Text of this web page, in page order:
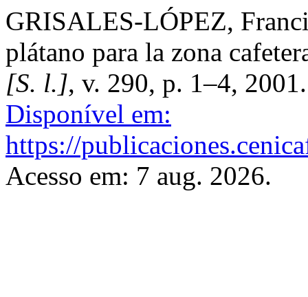
GRISALES-LÓPEZ,
plátano para la zona
[S. l.], v. 290, p. 1–4,
Disponível em:
https://
Acesso em: 7 aug. 2026.